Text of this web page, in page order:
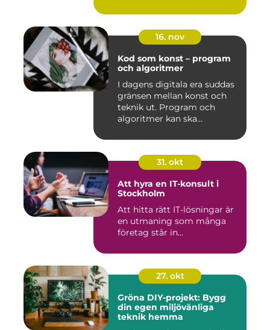
16. nov
Kod som konst – program
och algoritmer
I dagens digitala era suddas
gränsen mellan konst och
teknik ut. Program och
algoritmer kan ska...
31. okt
Att hyra en IT-konsult i
Stockholm
Att hitta rätt IT-lösningar är
en utmaning som många
företag står in...
27. okt
Gröna DIY-projekt: Bygg
din egen miljövänliga
teknik hemma